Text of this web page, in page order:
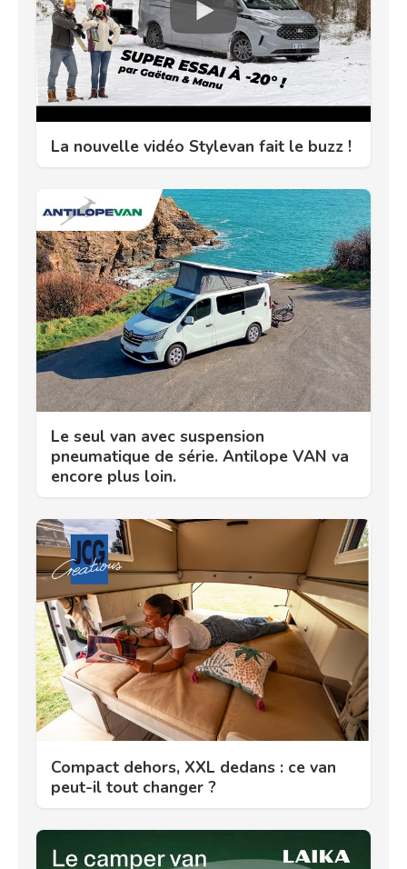
La nouvelle vidéo Stylevan fait le buzz !
Le seul van avec suspension
pneumatique de série. Antilope VAN va
encore plus loin.
Compact dehors, XXL dedans : ce van
peut-il tout changer ?